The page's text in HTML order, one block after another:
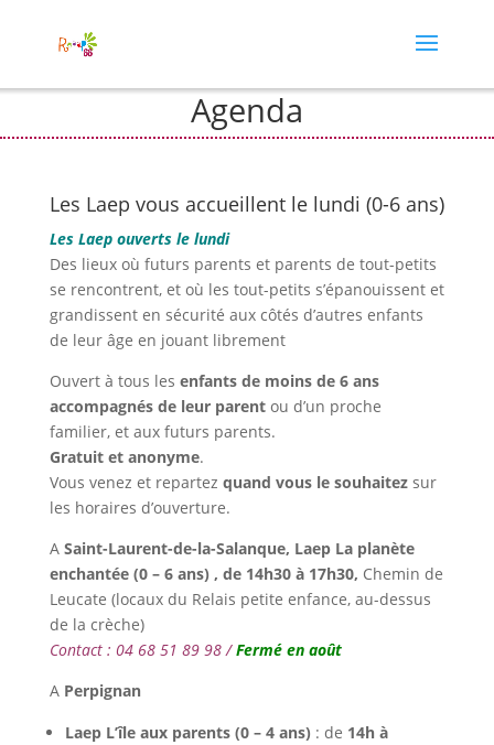
Agenda
Les Laep vous accueillent le lundi (0-6 ans)
Les Laep ouverts le lundi
Des lieux où futurs parents et parents de tout-petits
se rencontrent, et où les tout-petits s’épanouissent et
grandissent en sécurité aux côtés d’autres enfants
de leur âge en jouant librement
Ouvert à tous les enfants de moins de 6 ans
accompagnés de leur parentou d’un proche
familier, et aux futurs parents.
Gratuit et anonyme.
Vous venez et repartez quand vous le souhaitezsur
les horaires d’ouverture.
A Saint-Laurent-de-la-Salanque, Laep La planète
enchantée (0 – 6 ans) , de 14h30 à 17h30, Chemin de
Leucate (locaux du Relais petite enfance, au-dessus
de la crèche)
Contact : 04 68 51 89 98 /Fermé en août
A Perpignan
Laep L’île aux parents (0 – 4 ans) : de 14h à